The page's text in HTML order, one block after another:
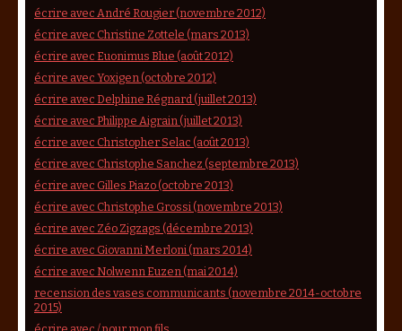
écrire avec André Rougier (novembre 2012)
écrire avec Christine Zottele (mars 2013)
écrire avec Euonimus Blue (août 2012)
écrire avec Yoxigen (octobre 2012)
écrire avec Delphine Régnard (juillet 2013)
écrire avec Philippe Aigrain (juillet 2013)
écrire avec Christopher Selac (août 2013)
écrire avec Christophe Sanchez (septembre 2013)
écrire avec Gilles Piazo (octobre 2013)
écrire avec Christophe Grossi (novembre 2013)
écrire avec Zéo Zigzags (décembre 2013)
écrire avec Giovanni Merloni (mars 2014)
écrire avec Nolwenn Euzen (mai 2014)
recension des vases communicants (novembre 2014-octobre
2015)